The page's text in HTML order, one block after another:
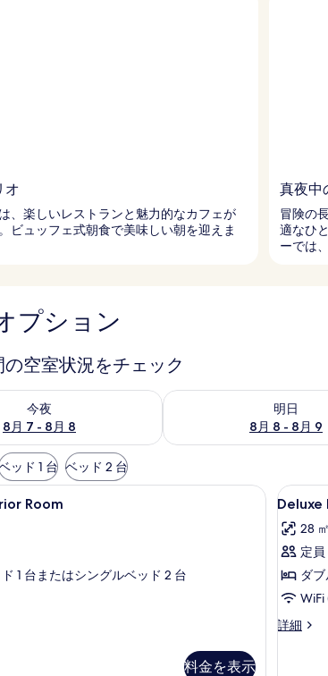
オ
、楽しいレストランと魅力的なカフェが
ビュッフェ式朝食で美味しい朝を迎えま
真夜中
冒険の
適なひ
ーでは
プション
の空室状況をチェック
今夜
8月 7 - 8月 8
8 の空室状況をチェック
明日
8月 8 - 8月 9
明日 8月 8 - 8月 9 の空室
ッド 1 台 ベッド 2 台
Classic Superior Room | ミニバー、セーフ
Room
1 台またはシングルベッド 2 台
料金を表示
Room
with
See-
の
6
28 ㎡
定員
ダ
WiFi
詳細
Deluxe